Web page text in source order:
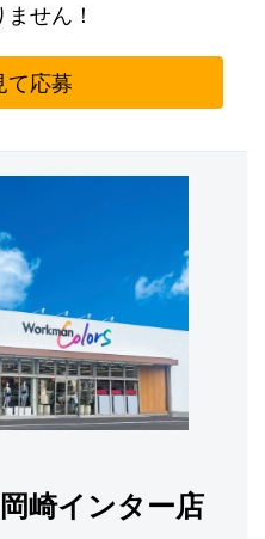
せん！
て応募
崎インター店